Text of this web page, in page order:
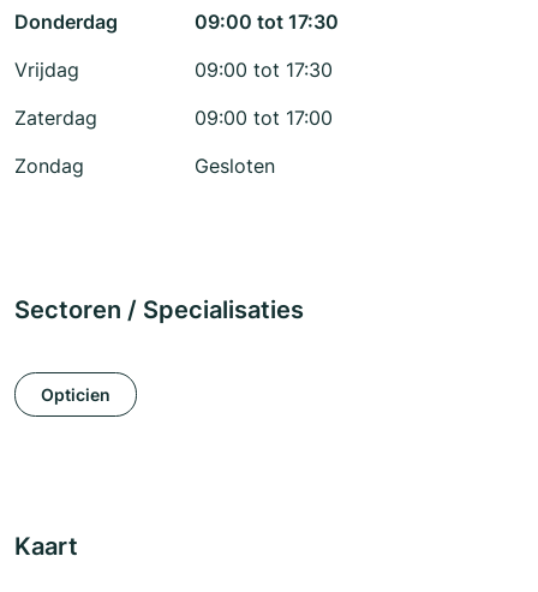
Donderdag
09:00 tot 17:30
Vrijdag
09:00 tot 17:30
Zaterdag
09:00 tot 17:00
Zondag
Gesloten
Sectoren / Specialisaties
Opticien
Kaart